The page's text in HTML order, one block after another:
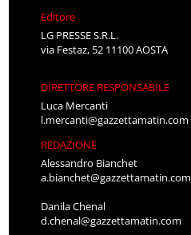
Editore
LG PRESSE S.R.L.
via Festaz, 52 11100 AOSTA
DIRETTORE RESPONSABILE
Luca Mercanti
l.mercanti@gazzettamatin.com
REDAZIONE
Alessandro Bianchet
a.bianchet@gazzettamatin.com
Danila Chenal
d.chenal@gazzettamatin.com